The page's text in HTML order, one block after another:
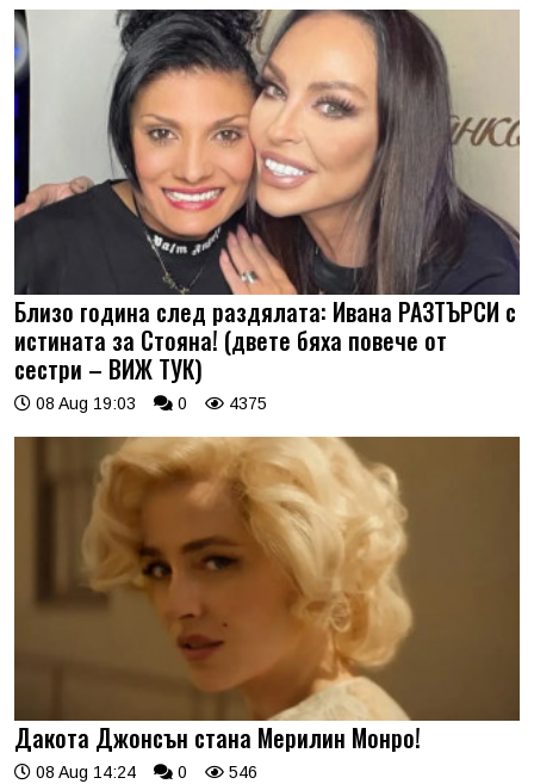
Близо година след раздялата: Ивана РАЗТЪРСИ с
истината за Стояна! (двете бяха повече от
сестри – ВИЖ ТУК)
08 Aug 19:03 0 4375
Дакота Джонсън стана Мерилин Монро!
08 Aug 14:24 0 546